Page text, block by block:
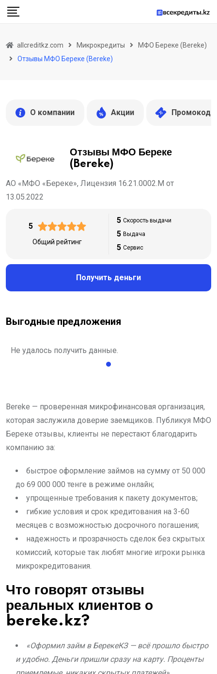
Skip
allcreditkz.com Микрокредиты
МФО Береке (Bereke)
Отзывы МФО Береке (Bereke)
О компании Акции Промокоды
Отзывы МФО Береке
(Bereke)
АО «МФО «Береке», Лицензия 16.21.0002.М от
13.05.2022
5
Общий рейтинг
5 Скорость выдачи
5 Выдача
5 Сервис
Получить деньги
Выгодные предложения
Не удалось получить данные.
Bereke — проверенная микрофинансовая организация,
которая заслужила доверие заемщиков. Публикуя МФО
Береке отзывы, клиенты не перестают благодарить
компанию за:
быстрое оформление займов на сумму от 50 000
до 69 000 000 тенге в режиме онлайн;
упрощенные требования к пакету документов;
гибкие условия и срок кредитования на 3-60
месяцев с возможностью досрочного погашения;
надежность и прозрачность сделок без скрытых
комиссий, которые так любят многие игроки рынка
микрокредитования.
Что говорят отзывы
реальных клиентов о
bereke.kz?
«Оформил займ в БерекеКЗ — всё прошло быстро
и удобно. Деньги пришли сразу на карту. Проценты